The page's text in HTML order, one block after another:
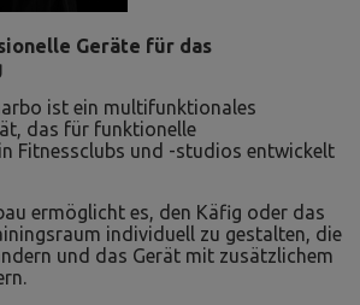
Geräte für das
ist ein multifunktionales
das für funktionelle
Fitnessclubs und -studios entwickelt
ermöglicht es, den Käfig oder das
individuell zu gestalten, die
und das Gerät mit zusätzlichem